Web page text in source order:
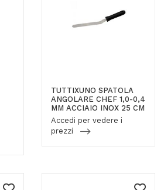
TUTTIXUNO SPATOLA
ANGOLARE CHEF 1,0-0,4
MM ACCIAIO INOX 25 CM
Accedi per vedere i
prezzi